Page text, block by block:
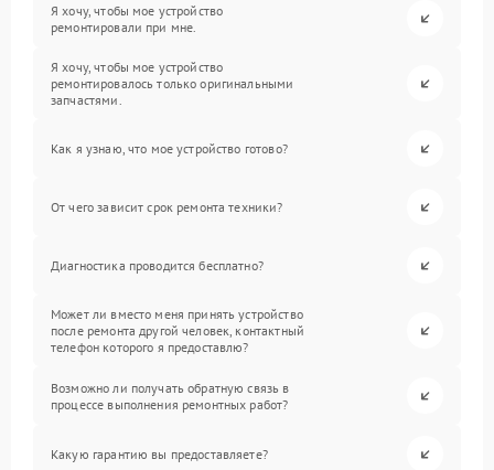
Я хочу, чтобы мое устройство
ремонтировали при мне.
Я хочу, чтобы мое устройство
ремонтировалось только оригинальными
запчастями.
Как я узнаю, что мое устройство готово?
От чего зависит срок ремонта техники?
Диагностика проводится бесплатно?
Может ли вместо меня принять устройство
после ремонта другой человек, контактный
телефон которого я предоставлю?
Возможно ли получать обратную связь в
процессе выполнения ремонтных работ?
Какую гарантию вы предоставляете?